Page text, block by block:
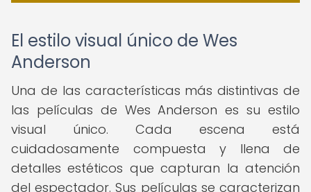
El estilo visual único de Wes
Anderson
Una de las características más distintivas de
las películas de Wes Anderson es su estilo
visual único. Cada escena está
cuidadosamente compuesta y llena de
detalles estéticos que capturan la atención
del espectador. Sus películas se caracterizan